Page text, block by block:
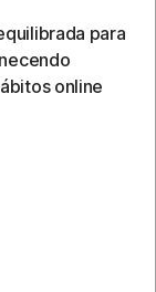
para
online